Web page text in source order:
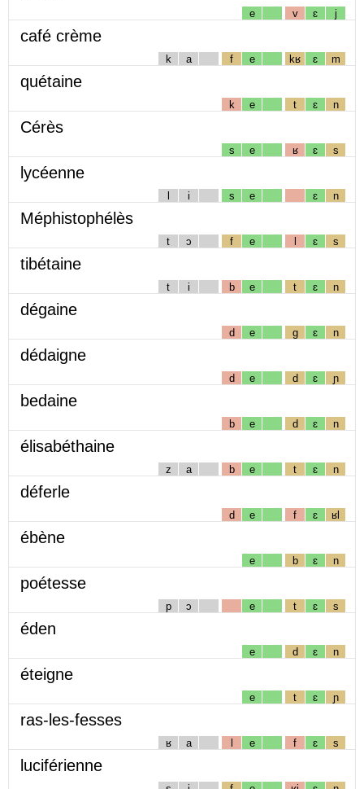
e v ɛ j
café crème
k a f e kʁ ɛ m
quétaine
k e t ɛ n
Cérès
s e ʁ ɛ s
lycéenne
l i s e ɛ n
Méphistophélès
t ɔ f e l ɛ s
tibétaine
t i b e t ɛ n
dégaine
d e g ɛ n
dédaigne
d e d ɛ ɲ
bedaine
b e d ɛ n
élisabéthaine
z a b e t ɛ n
déferle
d e f ɛ ʁl
ébène
e b ɛ n
poétesse
p ɔ e t ɛ s
éden
e d ɛ n
éteigne
e t ɛ ɲ
ras-les-fesses
ʁ a l e f ɛ s
luciférienne